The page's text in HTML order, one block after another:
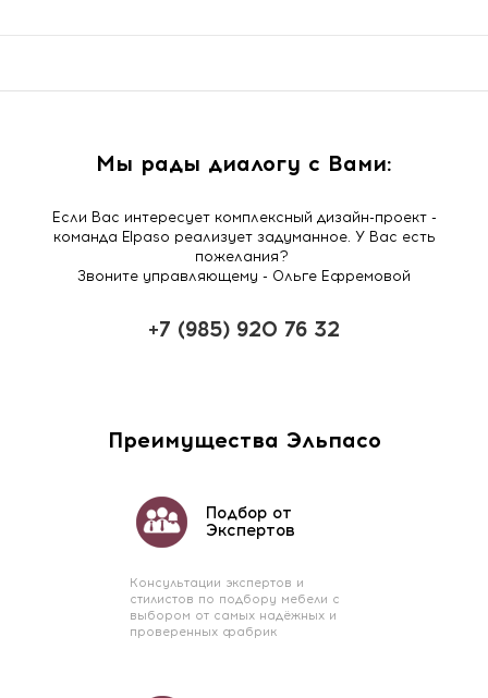
Мы рады диалогу с Вами:
Если Вас интересует комплексный дизайн-проект -
команда Elpaso реализует задуманное. У Вас есть
пожелания?
Звоните управляющему - Ольге Ефремовой
+7 (985) 920 76 32
Преимущества Эльпасо
Подбор от
Экспертов
Консультации экспертов и
стилистов по подбору мебели с
выбором от самых надёжных и
проверенных фабрик